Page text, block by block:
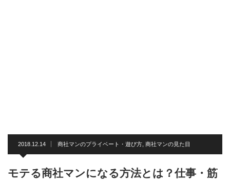
2018.12.14 商社マンのプライベート・遊び方 商社マンの見た目
モテる商社マンになる方法とは？仕事・筋